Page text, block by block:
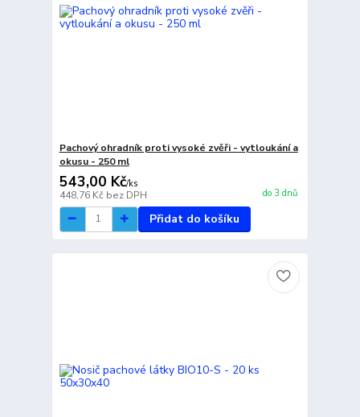
Pachový ohradník proti vysoké zvěři - vytloukání a
okusu - 250 ml
543,00 Kč/ks
448,76 Kč bez DPH do 3 dnů
Přidat do košíku